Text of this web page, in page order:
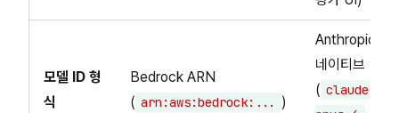
모델 ID 형
식
Bedrock ARN
( arn:aws:bedrock:... )
Anthropic
네이티브
( claude-